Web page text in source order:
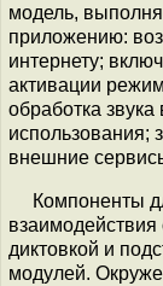
модель,
приложению:
интернету;
активации
обработка
использования;
внешние
Компоненты
взаимодействия
диктовкой и
модулей.